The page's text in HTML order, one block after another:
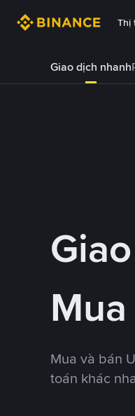
Thị
Giao dịch nhanh
Mua và bán
toán khác